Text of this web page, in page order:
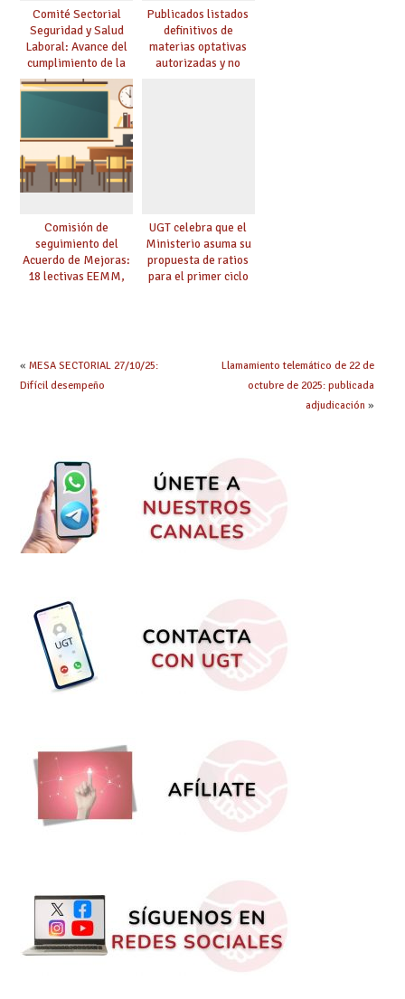
Comité Sectorial
Seguridad y Salud
Laboral: Avance del
cumplimiento de la
planificación de la
actividad preventiva
Publicados listados
definitivos de
materias optativas
autorizadas y no
Comisión de
seguimiento del
Acuerdo de Mejoras:
18 lectivas EEMM,
UGT celebra que el
Ministerio asuma su
propuesta de ratios
para el primer ciclo
« MESA SECTORIAL 27/10/25:
Difícil desempeño
Llamamiento telemático de 22 de
octubre de 2025: publicada
adjudicación »